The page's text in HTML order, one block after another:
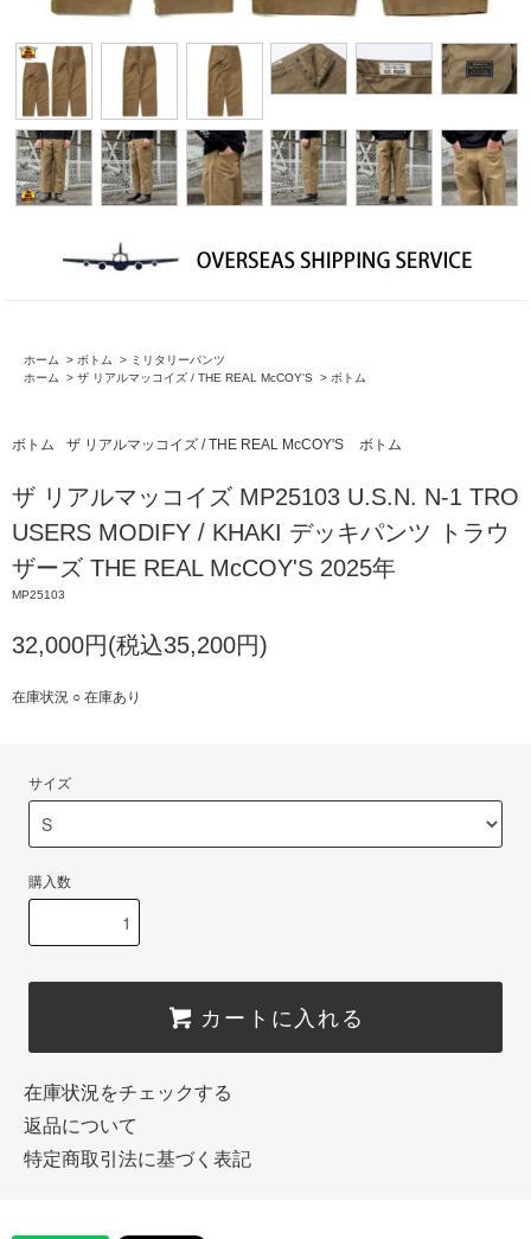
ホーム > ボトム > ミリタリーパンツ
ホーム
> ザ リアルマッコイズ / THE REAL McCOY'S > ボトム
ボトム ザ リアルマッコイズ / THE REAL McCOY'S ボトム
ザ リアルマッコイズ MP25103 U.S.N. N-1 TRO
USERS MODIFY / KHAKI デッキパンツ トラウ
ザーズ THE REAL McCOY'S 2025年
MP25103
32,000円(税込35,200円)
在庫状況 ○ 在庫あり
サイズ
購入数
カートに入れる
在庫状況をチェックする
返品について
特定商取引法に基づく表記